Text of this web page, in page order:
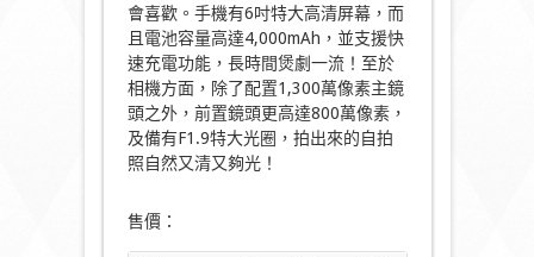
會喜歡。手機有6吋特大高清屏幕，而
且電池容量高達4,000mAh，並支援快
速充電功能，長時間煲劇一流！至於
相機方面，除了配置1,300萬像素主鏡
頭之外，前置鏡頭更高達800萬像素，
及備有F1.9特大光圈，拍出來的自拍
照自然又清又夠光！
售價：